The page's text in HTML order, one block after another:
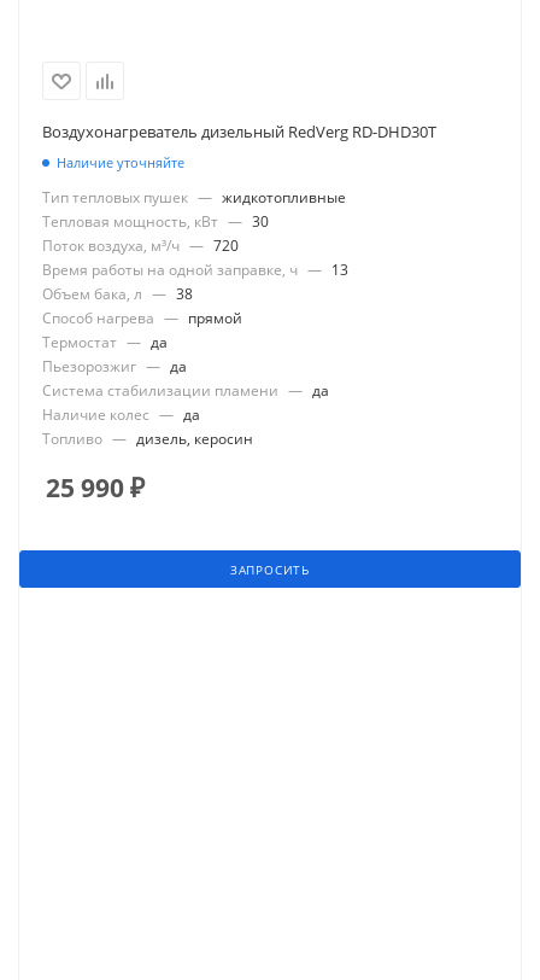
Воздухонагреватель дизельный RedVerg RD-DHD30T
Наличие уточняйте
Тип тепловых пушек — жидкотопливные
Тепловая мощность, кВт — 30
Поток воздуха, м³/ч — 720
Время работы на одной заправке, ч — 13
Объем бака, л — 38
Способ нагрева — прямой
Термостат — да
Пьезорозжиг — да
Система стабилизации пламени — да
Наличие колес — да
Топливо — дизель, керосин
25 990₽
ЗАПРОСИТЬ